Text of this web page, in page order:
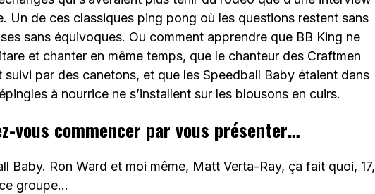
Un de ces classiques ping pong où les questions restent sans
sans équivoques. Ou comment apprendre que BB King ne
et chanter en même temps, que le chanteur des Craftmen
suivi par des canetons, et que les Speedball Baby étaient dans
à nourrice ne s’installent sur les blousons en cuirs.
vous commencer par vous présenter…
Baby. Ron Ward et moi même, Matt Verta-Ray, ça fait quoi, 17,
groupe…